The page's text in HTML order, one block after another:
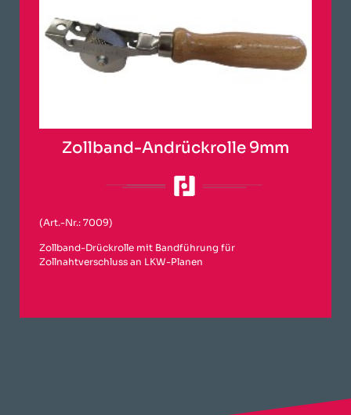
Zollband-Andrückrolle 9mm
(Art.-Nr.: 7009)
Zollband-Drückrolle mit Bandführung für
Zollnahtverschluss an LKW-Planen